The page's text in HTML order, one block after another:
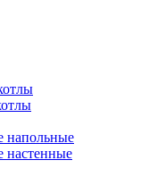
напольные
настенные